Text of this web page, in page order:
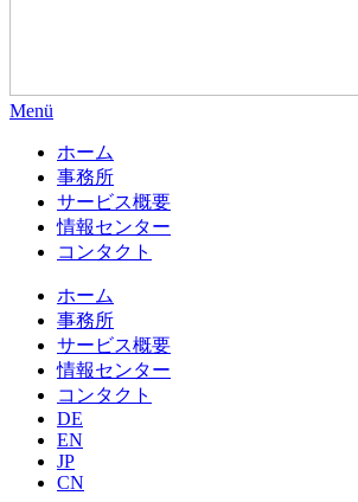
Menü
ホーム
事務所
サービス概要
情報センター
コンタクト
ホーム
事務所
サービス概要
情報センター
コンタクト
DE
EN
JP
CN